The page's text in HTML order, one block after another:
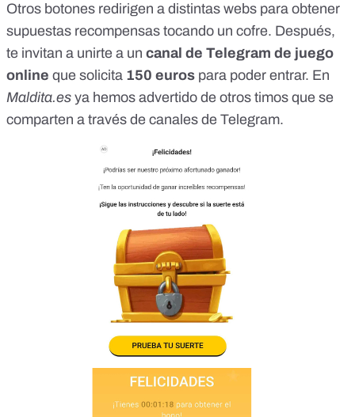
Otros botones redirigen a distintas webs para obtener
supuestas recompensas tocando un cofre. Después,
te invitan a unirte a un canal de Telegram de juego
online que solicita 150 euros para poder entrar. En
Maldita.es ya hemos advertido de otros timos que se
comparten a través de canales de Telegram.